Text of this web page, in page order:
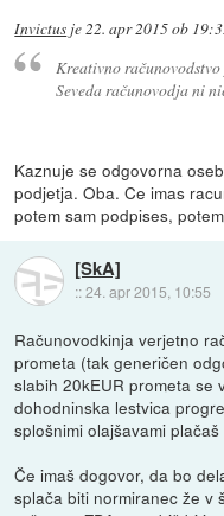
Invictus je 22. apr 2015 ob
Kreativno računovodstvo
Seveda računovodja ni
Kaznuje se odgovorna
podjetja. Oba. Ce imas
potem sam podpises,
[SkA]
::24. apr 2015, 10:55
Računovodkinja verjetno
prometa (tak generičen
slabih 20kEUR prometa se
dohodninska lestvica
splošnimi olajšavami plačaš
Če imaš dogovor, da bo
splača biti normiranec že v